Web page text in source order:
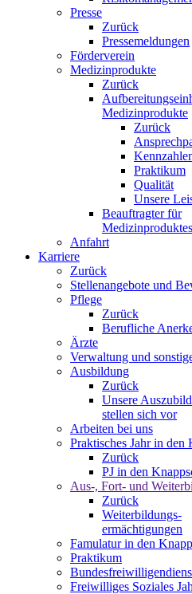
Presse
Zurück
Pressemeldungen
Förderverein
Medizinprodukte
Zurück
Medizinprodukte
Zurück
Praktikum
Qualität
Unsere
Beauftragter für
Anfahrt
Karriere
Zurück
Stellenangebote und
Pflege
Zurück
Berufliche
Ärzte
Verwaltung und
Ausbildung
Zurück
Unsere
stellen sich vor
Arbeiten bei uns
Praktisches Jahr in
Zurück
PJ in den
Aus-, Fort- und
Zurück
Weiterbildungs-
ermächtigungen
Famulatur in den
Praktikum
Freiwilliges Soziales